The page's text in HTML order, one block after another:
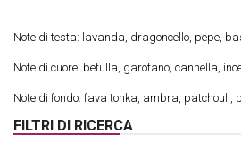
Note di testa: lavanda, dragoncello, pepe,
Note di cuore: betulla, garofano, cannella,
Note di fondo: fava tonka, ambra, patchouli,
FILTRI DI RICERCA